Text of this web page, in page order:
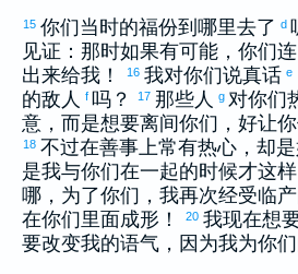
15 你们当时的福份到哪里去了 d
见证：那时如果有可能，你们
出来给我！
16 我对你们说真话 e
的敌人
f 吗？ 17 那些人 g 对你们
意，而是想要离间你们，好让你
18 不过在善事上常有热心，却
是我与你们在一起的时候才这样
哪，为了你们，我再次经受临
在你们里面成形！
20 我现在想
要改变我的语气，因为我为你们